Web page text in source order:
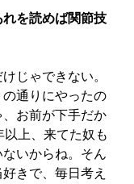
を読めば関節技
じゃできない。
通りにやったの
お前が下手だか
上、来てた奴も
いからね。そん
きで、毎日考え